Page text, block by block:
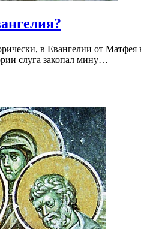
в Евангелии от
слуга закопал мину…